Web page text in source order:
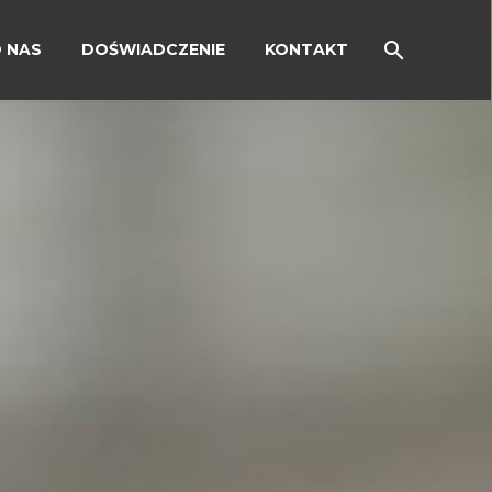
NAS DOŚWIADCZENIE KONTAKT